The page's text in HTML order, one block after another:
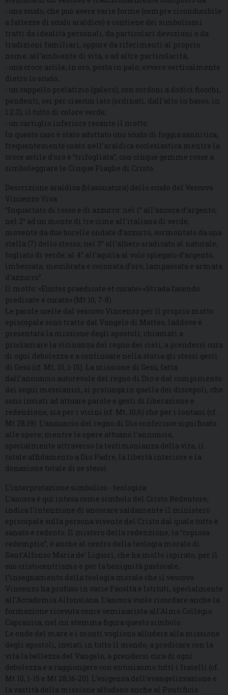
- uno scudo, che può avere varie forme (sempre riconducibile
a fattezze di scudo araldico) e contiene dei simbolismi
tratti da idealità personali, da particolari devozioni o da
tradizioni familiari, oppure da riferimenti al proprio
nome, all’ambiente di vita, o ad altre particolarità;
- una croce astile, in oro, posta in palo, ovvero verticalmente
dietro lo scudo;
- un cappello prelatizio (galero), con cordoni a dodici fiocchi,
pendenti, sei per ciascun lato (ordinati, dall’alto in basso, in
1.2.3), il tutto di colore verde;
- un cartiglio inferiore recante il motto.
In questo caso è stato adottato uno scudo di foggia sannitica,
frequentemente usato nell’araldica ecclesiastica mentre la
croce astile d’oro è “trifogliata”, con cinque gemme rosse a
simboleggiare le Cinque Piaghe di Cristo.
Descrizione araldica (blasonatura) dello scudo del Vescovo
Vincenzo Viva
“Inquartato di rosso e di azzurro: nel 1° all’ancora d’argento;
nel 2° ad un monte di tre cime all’italiana di verde,
movente da due burelle ondate d’azzurro, sormontato da una
stella (7) dello stesso; nel 3° all’albero sradicato al naturale,
fogliato di verde; al 4° all’aquila al volo spiegato d’argento,
imbeccata, membrata e coronata d’oro, lampassata e armata
d’azzurro”.
Il motto: «Euntes praedicate et curate» «Strada facendo
predicate e curate» (Mt 10, 7-8)
Le parole scelte dal vescovo Vincenzo per il proprio motto
episcopale sono tratte dal Vangelo di Matteo, laddove è
presentata la missione degli apostoli, chiamati a
proclamare la vicinanza del regno dei cieli, a prendersi cura
di ogni debolezza e a continuare nella storia gli stessi gesti
di Gesù (cf. Mt, 10, 1-15). La missione di Gesù, fatta
dall’annuncio autorevole del regno di Dio e dal compimento
dei segni messianici, si prolunga in quella dei discepoli, che
sono inviati ad attuare parole e gesti di liberazione e
redenzione, sia per i vicini (cf. Mt, 10,6) che per i lontani (cf.
Mt 28,19). L’annuncio del regno di Dio conferisce significato
alle opere; mentre le opere attuano l’annuncio,
specialmente attraverso la testimonianza della vita, il
totale affidamento a Dio Padre, la libertà interiore e la
donazione totale di se stessi.
L’interpretazione simbolico - teologica:
L’ancora è qui intesa come simbolo del Cristo Redentore;
indica l’intenzione di ancorare saldamente il ministero
episcopale sulla persona vivente del Cristo dal quale tutto è
sanato e redento. Il mistero della redenzione, la “copiosa
redemptio”, è anche al centro della teologia morale di
Sant’Alfonso Maria de’ Liguori, che ha molto ispirato, per il
suo cristocentrismo e per la benignità pastorale,
l’insegnamento della teologia morale che il vescovo
Vincenzo ha profuso in varie Facoltà e Istituti, specialmente
all’Accademia Alfonsiana. L’ancora vuole ricordare anche la
formazione ricevuta come seminarista all’Almo Collegio
Capranica, nel cui stemma figura questo simbolo.
Le onde del mare e i monti vogliono alludere alla missione
degli apostoli, inviati in tutto il mondo, a predicare con la
vita la bellezza del Vangelo, a prendersi cura di ogni
debolezza e a raggiungere con entusiasmo tutti i fratelli (cf.
Mt 10, 1-15 e Mt 28,16-20). L’esigenza dell’evangelizzazione e
la vastità della missione alludono anche al Pontificio